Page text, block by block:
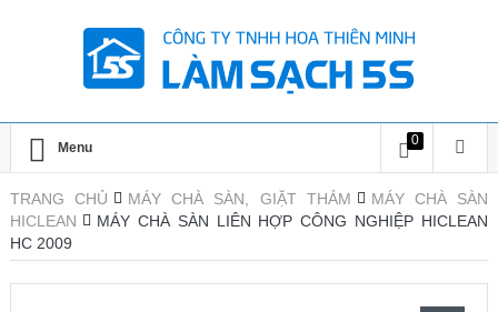
Menu 0
TRANG CHỦ MÁY CHÀ SÀN, GIẶT THẢM
MÁY CHÀ SÀN
HICLEAN
MÁY CHÀ SÀN LIÊN HỢP CÔNG NGHIỆP HICLEAN
HC 2009